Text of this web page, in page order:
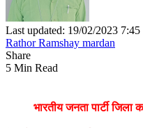
Last updated: 19/02/2023
Rathor Ramshay mardan
Share
5 Min Read
भारतीय जनता पार्टी